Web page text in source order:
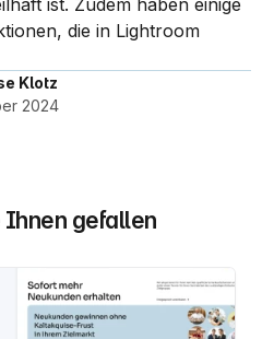
ist. Zudem haben einige
die in Lightroom
Klotz
2024
gefallen